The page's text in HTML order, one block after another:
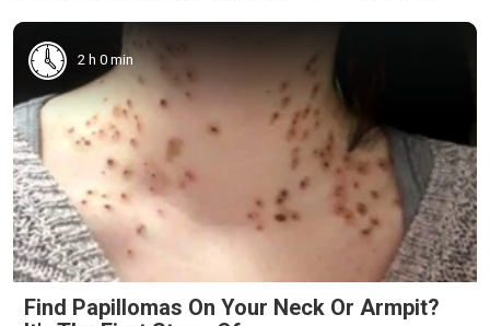
2 h 0 min
Find Papillomas On Your Neck Or Armpit?